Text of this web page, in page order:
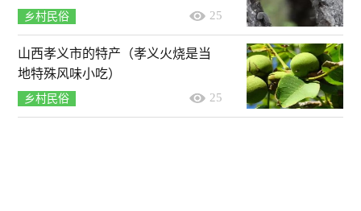
乡村民俗 25
山西孝义市的特产（孝义火烧是当
地特殊风味小吃）
乡村民俗 25